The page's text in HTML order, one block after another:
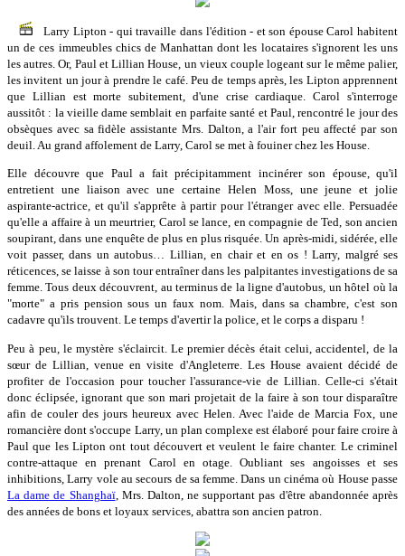
Larry Lipton - qui travaille dans l'édition - et son épouse Carol habitent
un de ces immeubles chics de Manhattan dont les locataires s'ignorent les uns
les autres. Or, Paul et Lillian House, un vieux couple logeant sur le même palier,
les invitent un jour à prendre le café. Peu de temps après, les Lipton apprennent
que Lillian est morte subitement, d'une crise cardiaque. Carol s'interroge
aussitôt : la vieille dame semblait en parfaite santé et Paul, rencontré le jour des
obsèques avec sa fidèle assistante Mrs. Dalton, a l'air fort peu affecté par son
deuil. Au grand affolement de Larry, Carol se met à fouiner chez les House.
Elle découvre que Paul a fait précipitamment incinérer son épouse, qu'il
entretient une liaison avec une certaine Helen Moss, une jeune et jolie
aspirante-actrice, et qu'il s'apprête à partir pour l'étranger avec elle. Persuadée
qu'elle a affaire à un meurtrier, Carol se lance, en compagnie de Ted, son ancien
soupirant, dans une enquête de plus en plus risquée. Un après-midi, sidérée, elle
voit passer, dans un autobus… Lillian, en chair et en os ! Larry, malgré ses
réticences, se laisse à son tour entraîner dans les palpitantes investigations de sa
femme. Tous deux découvrent, au terminus de la ligne d'autobus, un hôtel où la
"morte" a pris pension sous un faux nom. Mais, dans sa chambre, c'est son
cadavre qu'ils trouvent. Le temps d'avertir la police, et le corps a disparu !
Peu à peu, le mystère s'éclaircit. Le premier décès était celui, accidentel, de la
sœur de Lillian, venue en visite d'Angleterre. Les House avaient décidé de
profiter de l'occasion pour toucher l'assurance-vie de Lillian. Celle-ci s'était
donc éclipsée, ignorant que son mari projetait de la faire à son tour disparaître
afin de couler des jours heureux avec Helen. Avec l'aide de Marcia Fox, une
romancière dont s'occupe Larry, un plan complexe est élaboré pour faire croire à
Paul que les Lipton ont tout découvert et veulent le faire chanter. Le criminel
contre-attaque en prenant Carol en otage. Oubliant ses angoisses et ses
inhibitions, Larry vole au secours de sa femme. Dans un cinéma où House passe
La dame de Shanghaï, Mrs. Dalton, ne supportant pas d'être abandonnée après
des années de bons et loyaux services, abattra son ancien patron.